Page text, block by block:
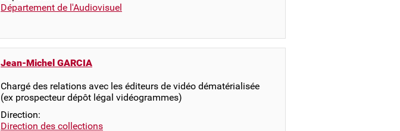
Département de l'Audiovisuel
Jean-Michel GARCIA
Chargé des relations avec les éditeurs de vidéo dématérialisée
(ex prospecteur dépôt légal vidéogrammes)
Direction:
Direction des collections